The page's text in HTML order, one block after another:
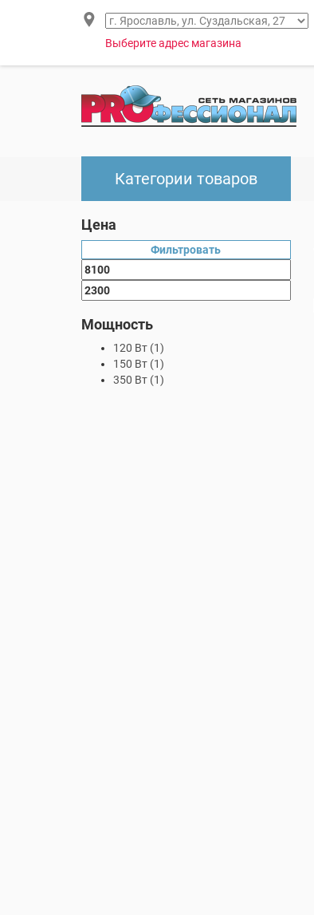
Выберите адрес магазина
Категории товаров
Цена
Фильтровать
Мощность
120 Вт (1)
150 Вт (1)
350 Вт (1)